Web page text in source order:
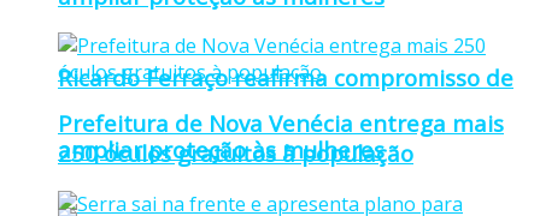
Ricardo Ferraço reafirma compromisso de
ampliar proteção às mulheres
Prefeitura de Nova Venécia entrega mais
250 óculos gratuitos à população